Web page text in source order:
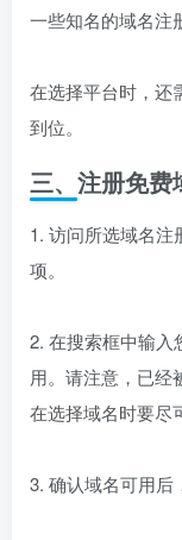
一些知名的域名注
在选择平台时，还
到位。
三、注册免费
1. 访问所选域名注
项。
2. 在搜索框中输入
用。请注意，已经
在选择域名时要尽
3. 确认域名可用后